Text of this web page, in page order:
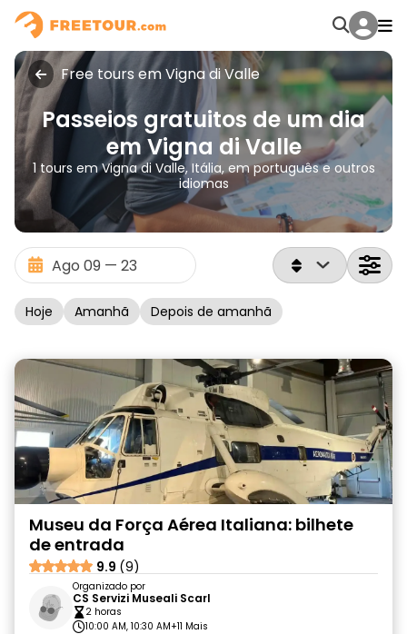
Free tours em Vigna di Valle
Passeios gratuitos de um dia
em Vigna di Valle
1 tours em Vigna di Valle, Itália, em português e outros
idiomas
Hoje Amanhã Depois de amanhã
Museu da Força Aérea Italiana: bilhete
de entrada
9.9 (9)
Organizado por
CS Servizi Museali Scarl
2 horas
10:00 AM, 10:30 AM+11 Mais